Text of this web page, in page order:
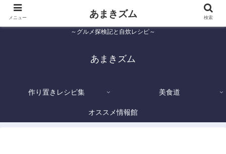
～グルメ探検記と自炊レシピ～
あまきズム
作り置きレシピ集 美食道
オススメ情報館
メニュー あまきズム 検索